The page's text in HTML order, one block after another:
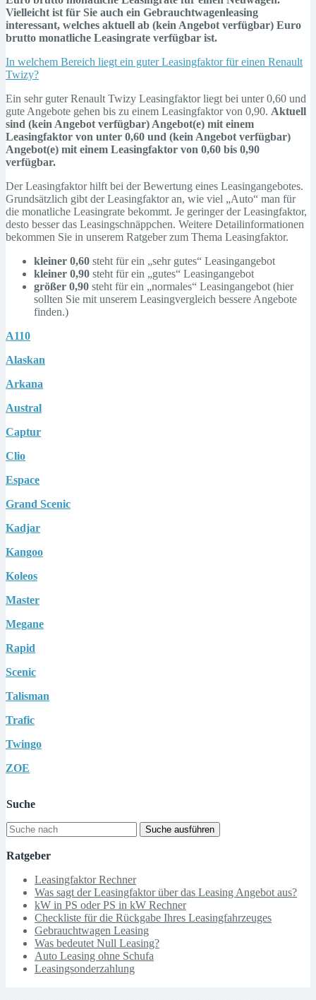
Vielleicht ist für Sie auch ein Gebrauchtwagenleasing
interessant, welches aktuell ab (kein Angebot verfügbar) Euro
brutto monatliche Leasingrate verfügbar ist.
In welchem Bereich liegt ein guter Leasingfaktor für einen Renault
Twizy?
Ein sehr guter Renault Twizy Leasingfaktor liegt bei unter 0,60 und
gute Angebote gehen bis zu einem Leasingfaktor von 0,90. Aktuell
sind (kein Angebot verfügbar) Angebot(e) mit einem
Leasingfaktor von unter 0,60 und (kein Angebot verfügbar)
Angebot(e) mit einem Leasingfaktor von 0,60 bis 0,90
verfügbar.
Der Leasingfaktor hilft bei der Bewertung eines Leasingangebotes.
Grundsätzlich gibt der Leasingfaktor an, wie viel „Auto“ man für
die monatliche Leasingrate bekommt. Je geringer der Leasingfaktor,
desto besser das Leasingschnäppchen. Weitere Detailinformationen
bekommen Sie in unserem Ratgeber zum Thema Leasingfaktor.
kleiner 0,60 steht für ein „sehr gutes“ Leasingangebot
kleiner 0,90 steht für ein „gutes“ Leasingangebot
größer 0,90 steht für ein „normales“ Leasingangebot (hier
sollten Sie mit unserem Leasingvergleich bessere Angebote
finden.)
A110
Alaskan
Arkana
Austral
Captur
Clio
Espace
Grand Scenic
Kadjar
Kangoo
Koleos
Master
Megane
Rapid
Scenic
Talisman
Trafic
Twingo
ZOE
Suche
Suche ausführen
Ratgeber
Leasingfaktor Rechner
Was sagt der Leasingfaktor über das Leasing Angebot aus?
kW in PS oder PS in kW Rechner
Checkliste für die Rückgabe Ihres Leasingfahrzeuges
Gebrauchtwagen Leasing
Was bedeutet Null Leasing?
Auto Leasing ohne Schufa
Leasingsonderzahlung